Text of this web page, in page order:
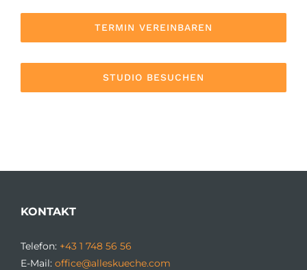
TERMIN VEREINBAREN
STUDIO BESUCHEN
KONTAKT
Telefon: +43 1 748 56 56
E-Mail: office@alleskueche.com